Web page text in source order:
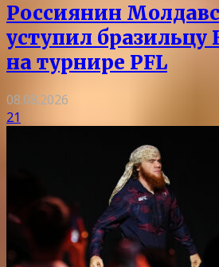
Россиянин
уступил бразильцу
на турнире PFL
08.08.2026
21